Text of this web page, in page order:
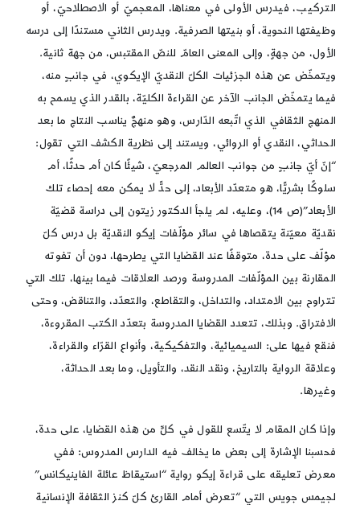
التركيب، فيدرس الأولى في معناها، المعجميّ أو الاصطلاحيّ، أو
وظيفتها النحوية، أو بنيتها الصرفية. ويدرس الثاني مستندًا إلى درسه
الأول، من جهةٍ، وإلى المعنى العامّ للنصّ المقتبس، من جهة ثانية.
ويتمخّض عن هذه الجزئيات الكلّ النقديّ الإيكوي، في جانبٍ منه،
فيما يتمخّض الجانب الآخر عن القراءة الكليّة، بالقدر الذي يسمح به
المنهج الثقافي الذي اتّبعه الدّارس، وهو منهجٌ يناسب النتاج ما بعد
الحداثي، النقدي أو الروائي، ويستند إلى نظرية الكشف التي تقول:
“إنّ أيّ جانبٍ من جوانب العالم المرجعيّ، شيئًا كان أم حدثًا، أم
سلوكًا بشريًّا، هو متعدّد الأبعاد، إلى حدًّ لا يمكن معه إحصاء تلك
الأبعاد”(ص 14)، وعليه، لم يلجأ الدكتور زيتون إلى دراسة قضيّة
نقديّة معيّنة يتقصاها في سائر مؤلّفات إيكو النقديّة بل درس كلّ
مؤلّف على حدة، متوقفًا عند القضايا التي يطرحها، دون أن تفوته
المقارنة بين المؤلّفات المدروسة ورصد العلاقات فيما بينها، تلك التي
تتراوح بين الامتداد، والتداخل، والتقاطع، والتعدّد، والتناقض، وحتى
الافتراق. وبذلك، تتعدد القضايا المدروسة بتعدّد الكتب المقروءة،
فنقع فيها على: السيميائية، والتفكيكية، وأنواع القرّاء والقراءة،
وعلاقة الرواية بالتاريخ، ونقد النقد، والتأويل، وما بعد الحداثة،
وغيرها.
وإذا كان المقام لا يتّسع للقول في كلٍّ من هذه القضايا، على حدة،
فحسبنا الإشارة إلى بعض ما يخالف فيه الدارس المدروس: ففي
معرض تعليقه على قراءة إيكو رواية “استيقاظ عائلة الفاينيكانس”
لجيمس جويس التي “تعرض أمام القارئ كلّ كنز الثقافة الإنسانية